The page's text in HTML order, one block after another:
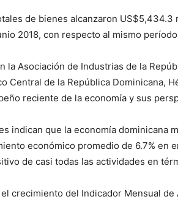
de bienes alcanzaron US$5,434.3
2018, con respecto al mismo
la Asociación de Industrias de la
Central de la República Dominicana,
reciente de la economía y sus
indican que la economía dominicana
económico promedio de 6.7% en
de casi todas las actividades en
crecimiento del Indicador Mensual de